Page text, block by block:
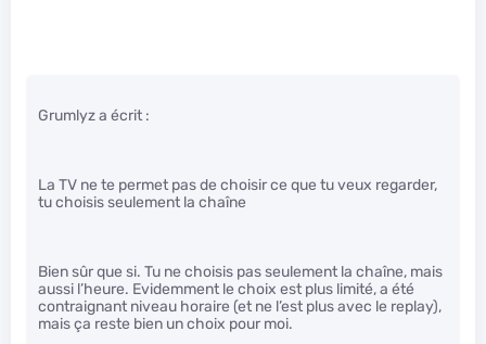
Grumlyz a écrit :
La TV ne te permet pas de choisir ce que tu veux regarder,
tu choisis seulement la chaîne
Bien sûr que si. Tu ne choisis pas seulement la chaîne, mais
aussi l’heure. Evidemment le choix est plus limité, a été
contraignant niveau horaire (et ne l’est plus avec le replay),
mais ça reste bien un choix pour moi.